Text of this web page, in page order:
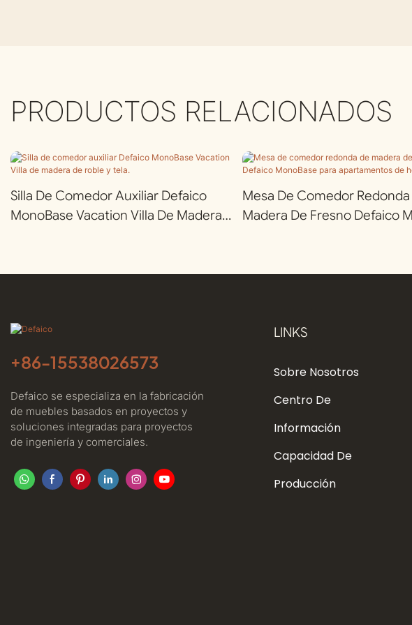
PRODUCTOS RELACIONADOS
Silla De Comedor Auxiliar Defaico
MonoBase Vacation Villa De Madera
Mesa De Comedor Redonda
Madera De Fresno Defaico
+86-15538026573
Defaico se especializa en la fabricación
de muebles basados ​​en proyectos y
soluciones integradas para proyectos
de ingeniería y comerciales.
LINKS
Sobre Nosotros
Centro De
Información
Capacidad De
Producción